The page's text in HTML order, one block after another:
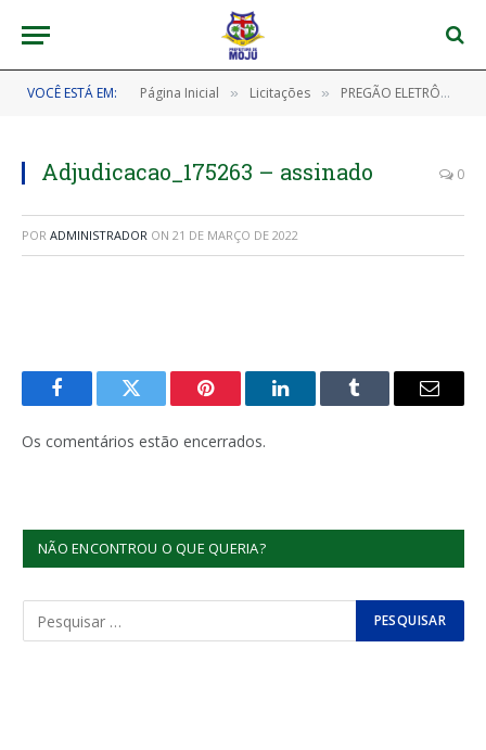
VOCÊ ESTÁ EM: Página Inicial » Licitações » PREGÃO ELETRÔNICO Nº 202201210001 (CONTRATAÇÃO DE EMPRESA FORNECEDORA DE MATERIAL ESPORTIVO PARA ATENDIMENTO DAS AÇÕES EDUCACIONAIS E DESPORTIVAS)
Adjudicacao_175263 – assinado 0
POR ADMINISTRADOR ON 21 DE MARÇO DE 2022
FacebookTwitter Pinterest LinkedInTumblr
E-
Os comentários estão encerrados.
NÃO ENCONTROU O QUE QUERIA?